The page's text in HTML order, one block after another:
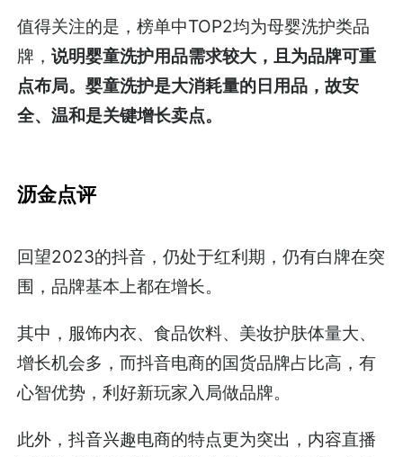
值得关注的是，榜单中TOP2均为母婴洗护类品
牌，说明婴童洗护用品需求较大，且为品牌可重
点布局。婴童洗护是大消耗量的日用品，故安
全、温和是关键增长卖点。
沥金点评
回望2023的抖音，仍处于红利期，仍有白牌在突
围，品牌基本上都在增长。
其中，服饰内衣、食品饮料、美妆护肤体量大、
增长机会多，而抖音电商的国货品牌占比高，有
心智优势，利好新玩家入局做品牌。
此外，抖音兴趣电商的特点更为突出，内容直播